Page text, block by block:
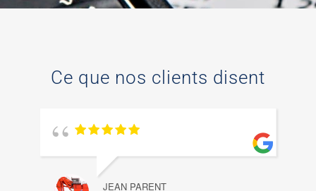
Ce que nos clients disent
JEAN PARENT